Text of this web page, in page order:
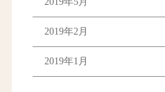
2019年2月
2019年1月